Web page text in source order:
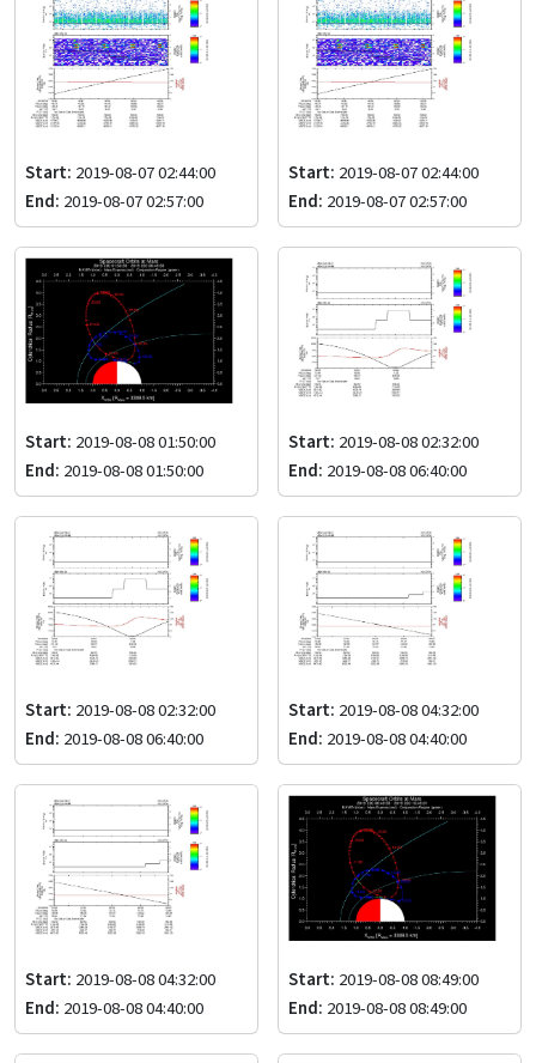
Start: 2019-08-07 02:44:00
End: 2019-08-07 02:57:00
Start: 2019-08-07 02:44:00
End: 2019-08-07 02:57:00
Start: 2019-08-08 01:50:00
End: 2019-08-08 01:50:00
Start: 2019-08-08 02:32:00
End: 2019-08-08 06:40:00
Start: 2019-08-08 02:32:00
End: 2019-08-08 06:40:00
Start: 2019-08-08 04:32:00
End: 2019-08-08 04:40:00
Start: 2019-08-08 04:32:00
End: 2019-08-08 04:40:00
Start: 2019-08-08 08:49:00
End: 2019-08-08 08:49:00